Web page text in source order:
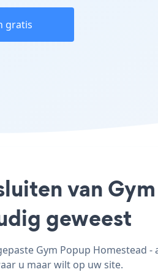
gratis
van
geweest
Gym Popup Homestead
u maar wilt op uw site.